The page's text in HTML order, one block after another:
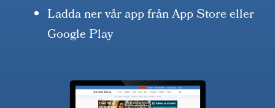
Ladda ner vår app från App Store eller
Google Play